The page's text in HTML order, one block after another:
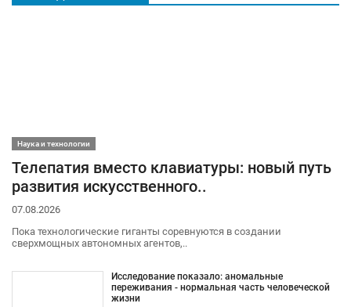
Наука и технологии
Телепатия вместо клавиатуры: новый путь
развития искусственного..
07.08.2026
Пока технологические гиганты соревнуются в создании
сверхмощных автономных агентов,..
Исследование показало: аномальные
переживания - нормальная часть человеческой
жизни